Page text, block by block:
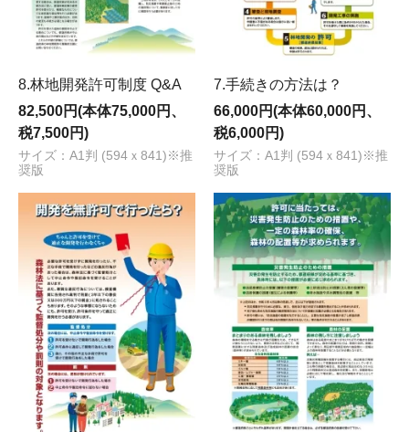
8.林地開発許可制度 Q&A
82,500円(本体75,000円、
税7,500円)
サイズ：A1判 (594ｘ841)※推
奨版
7.手続きの方法は？
66,000円(本体60,000円、
税6,000円)
サイズ：A1判 (594ｘ841)※推
奨版